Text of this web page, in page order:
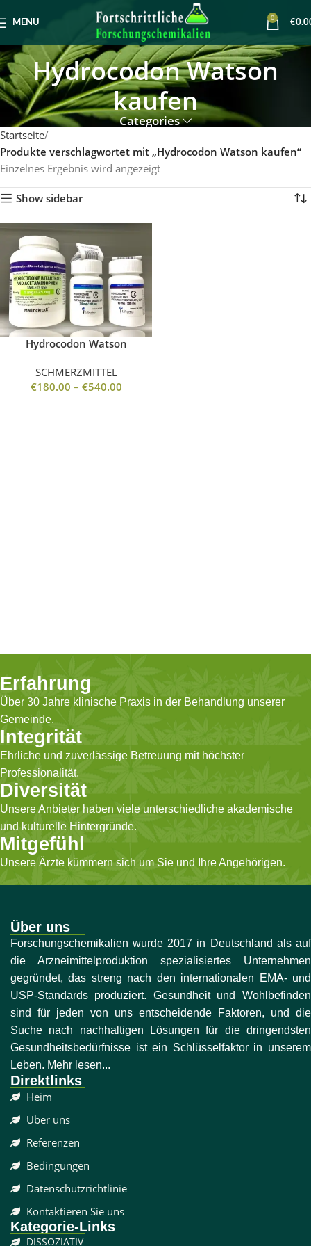
MENU
0
€
Hydrocodon Watson
kaufen
Categories
Startseite
Produkte verschlagwortet mit „Hydrocodon Watson kaufen“
Einzelnes Ergebnis wird angezeigt
Show sidebar
Hydrocodon Watson
SCHMERZMITTEL
€180.00 – €540.00
Erfahrung
Über 30 Jahre klinische Praxis in der Behandlung unserer
Gemeinde.
Integrität
Ehrliche und zuverlässige Betreuung mit höchster
Professionalität.
Diversität
Unsere Anbieter haben viele unterschiedliche akademische
und kulturelle Hintergründe.
Mitgefühl
Unsere Ärzte kümmern sich um Sie und Ihre Angehörigen.
Über uns
Forschungschemikalien wurde 2017 in Deutschland als auf
die Arzneimittelproduktion spezialisiertes Unternehmen
gegründet, das streng nach den internationalen EMA- und
USP-Standards produziert. Gesundheit und Wohlbefinden
sind für jeden von uns entscheidende Faktoren, und die
Suche nach nachhaltigen Lösungen für die dringendsten
Gesundheitsbedürfnisse ist ein Schlüsselfaktor in unserem
Leben. Mehr lesen...
Direktlinks
Heim
Über uns
Referenzen
Bedingungen
Datenschutzrichtlinie
Kontaktieren Sie uns
Kategorie-Links
DISSOZIATIV